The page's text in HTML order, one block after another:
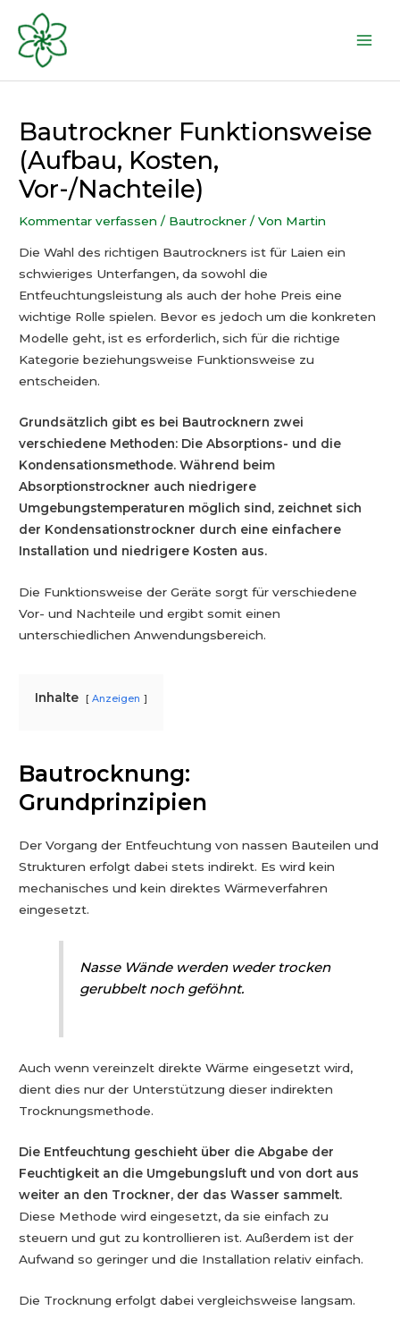
Inhalt
springen
Bautrockner Funktionsweise
(Aufbau, Kosten,
Vor-/Nachteile)
Kommentar verfassen / Bautrockner / Von Martin
Die Wahl des richtigen Bautrockners ist für Laien ein
schwieriges Unterfangen, da sowohl die
Entfeuchtungsleistung als auch der hohe Preis eine
wichtige Rolle spielen. Bevor es jedoch um die konkreten
Modelle geht, ist es erforderlich, sich für die richtige
Kategorie beziehungsweise Funktionsweise zu
entscheiden.
Grundsätzlich gibt es bei Bautrocknern zwei
verschiedene Methoden: Die Absorptions- und die
Kondensationsmethode. Während beim
Absorptionstrockner auch niedrigere
Umgebungstemperaturen möglich sind, zeichnet sich
der Kondensationstrockner durch eine einfachere
Installation und niedrigere Kosten aus.
Die Funktionsweise der Geräte sorgt für verschiedene
Vor- und Nachteile und ergibt somit einen
unterschiedlichen Anwendungsbereich.
Inhalte Anzeigen
Bautrocknung:
Grundprinzipien
Der Vorgang der Entfeuchtung von nassen Bauteilen und
Strukturen erfolgt dabei stets indirekt. Es wird kein
mechanisches und kein direktes Wärmeverfahren
eingesetzt.
Nasse Wände werden weder trocken
gerubbelt noch geföhnt.
Auch wenn vereinzelt direkte Wärme eingesetzt wird,
dient dies nur der Unterstützung dieser indirekten
Trocknungsmethode.
Die Entfeuchtung geschieht über die Abgabe der
Feuchtigkeit an die Umgebungsluft und von dort aus
weiter an den Trockner, der das Wasser sammelt.
Diese Methode wird eingesetzt, da sie einfach zu
steuern und gut zu kontrollieren ist. Außerdem ist der
Aufwand so geringer und die Installation relativ einfach.
Die Trocknung erfolgt dabei vergleichsweise langsam.